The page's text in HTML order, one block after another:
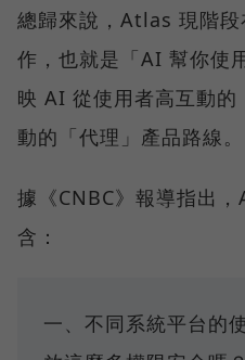
總歸來說，Atlas 現階
作，也就是「AI 幫你使
映 AI 從使用者高互動的
動的「代理」產品路線。
據《CNBC》報導指出
含：
一、不同系統平台的